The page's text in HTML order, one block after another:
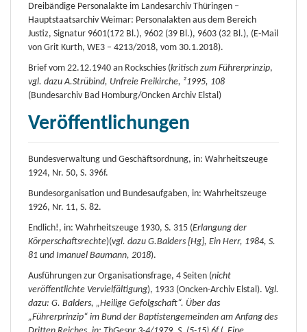
Dreibändige Personalakte im Landesarchiv Thüringen –
Hauptstaatsarchiv Weimar: Personalakten aus dem Bereich
Justiz, Signatur 9601(172 Bl.), 9602 (39 Bl.), 9603 (32 Bl.), (E-Mail
von Grit Kurth, WE3 – 4213/2018, vom 30.1.2018).
Brief vom 22.12.1940 an Rockschies (kritisch zum Führerprinzip,
vgl. dazu A.Strübind, Unfreie Freikirche, ²1995, 108
(Bundesarchiv Bad Homburg/Oncken Archiv Elstal)
Veröffentlichungen
Bundesverwaltung und Geschäftsordnung, in: Wahrheitszeuge
1924, Nr. 50, S. 396f.
Bundesorganisation und Bundesaufgaben, in: Wahrheitszeuge
1926, Nr. 11, S. 82.
Endlich!, in: Wahrheitszeuge 1930, S. 315 (Erlangung der
Körperschaftsrechte)(vgl. dazu G.Balders [Hg], Ein Herr, 1984, S.
81 und Imanuel Baumann, 2018).
Ausführungen zur Organisationsfrage, 4 Seiten (nicht
veröffentlichte Vervielfältigung), 1933 (Oncken-Archiv Elstal). Vgl.
dazu: G. Balders, „Heilige Gefolgschaft“. Über das
„Führerprinzip“ im Bund der Baptistengemeinden am Anfang des